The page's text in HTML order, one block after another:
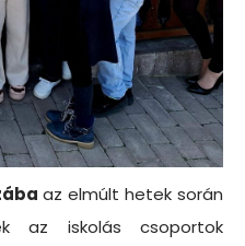
az elmúlt hetek során
az iskolás csoportok